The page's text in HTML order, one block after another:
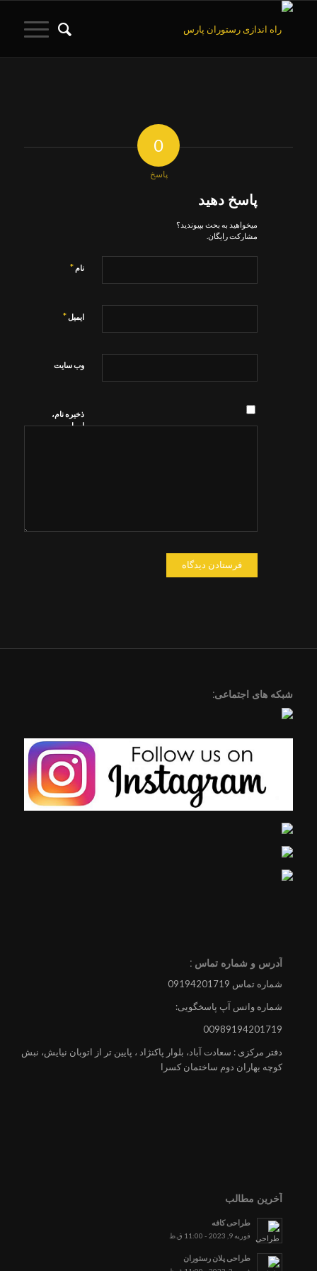
0
پاسخ
پاسخ دهید
میخواهید به بحث بپیوندید؟
مشارکت رایگان.
نام *
ایمیل *
وب‌ سایت
ذخیره نام،
ایمیل و
شبکه های اجتماعی:
آدرس و شماره تماس :
شماره تماس 09194201719
شماره واتس آپ پاسخگویی:
00989194201719
دفتر مرکزی : سعادت آباد، بلوار پاکنژاد ، پایین تر از اتوبان نیایش، نبش
کوچه بهاران دوم ساختمان کسرا
آخرین مطالب
طراحی کافه
فوریه 9, 2023 - 11:00 ق.ظ
طراحی پلان رستوران